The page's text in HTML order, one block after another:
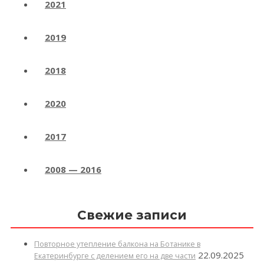
2021
2019
2018
2020
2017
2008 — 2016
Свежие записи
Повторное утепление балкона на Ботанике в
Екатеринбурге с делением его на две части 22.09.2025